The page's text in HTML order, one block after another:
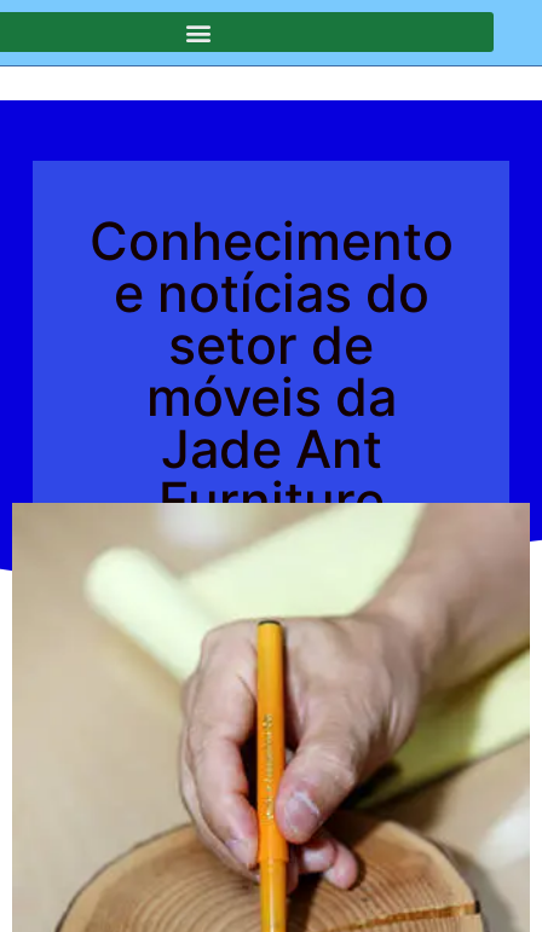
Conhecimento
e notícias do
setor de
móveis da
Jade Ant
Furniture